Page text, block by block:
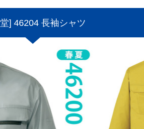
] 46204 長袖シャツ